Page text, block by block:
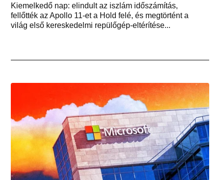
Kiemelkedő nap: elindult az iszlám időszámítás,
fellőtték az Apollo 11-et a Hold felé, és megtörtént a
világ első kereskedelmi repülőgép-eltérítése...